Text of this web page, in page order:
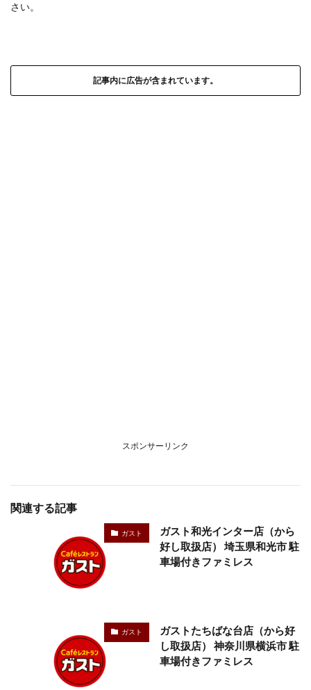
さい。
記事内に広告が含まれています。
スポンサーリンク
関連する記事
ガスト
ガスト和光インター店（から
好し取扱店） 埼玉県和光市 駐
車場付きファミレス
ガスト
ガストたちばな台店（から好
し取扱店） 神奈川県横浜市 駐
車場付きファミレス